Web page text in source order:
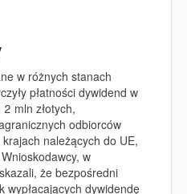
w różnych stanach
płatności dywidend w
mln złotych,
odbiorców
należących do UE,
w
że bezpośredni
wypłacających dywidendę